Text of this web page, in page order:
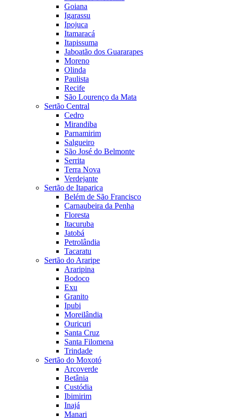
Goiana
Igarassu
Ipojuca
Itamaracá
Itapissuma
Jaboatão dos Guararapes
Moreno
Olinda
Paulista
Recife
São Lourenço da Mata
Sertão Central
Cedro
Mirandiba
Parnamirim
Salgueiro
São José do Belmonte
Serrita
Terra Nova
Verdejante
Sertão de Itaparica
Belém de São Francisco
Carnaubeira da Penha
Floresta
Itacuruba
Jatobá
Petrolândia
Tacaratu
Sertão do Araripe
Araripina
Bodoco
Exu
Granito
Ipubi
Moreilândia
Ouricuri
Santa Cruz
Santa Filomena
Trindade
Sertão do Moxotó
Arcoverde
Betânia
Custódia
Ibimirim
Inajá
Manari